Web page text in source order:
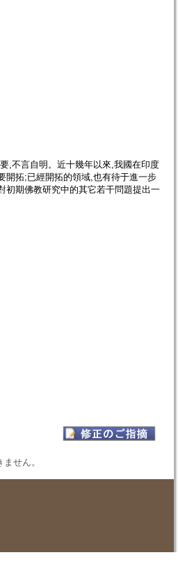
,不言自明。近十幾年以來,我國在印度
開拓;已經開拓的領域,也有待于進一步
初期佛教研究中的其它若干問題提出一
せん。